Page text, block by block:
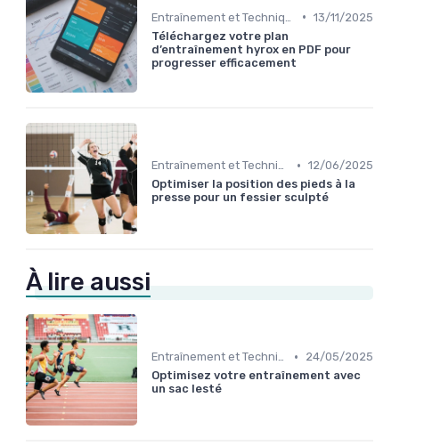
• 13/11/2025
Téléchargez votre plan
d’entraînement hyrox en PDF pour
progresser efficacement
Entraînement et Techniques • 12/06/2025
Optimiser la position des pieds à la
presse pour un fessier sculpté
À lire aussi
Entraînement et Techniques •
24/05/2025
Optimisez votre entraînement avec
un sac lesté